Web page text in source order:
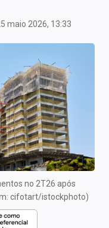
maio 2026, 13:33
no 2T26 após
cifotart/istockphoto)